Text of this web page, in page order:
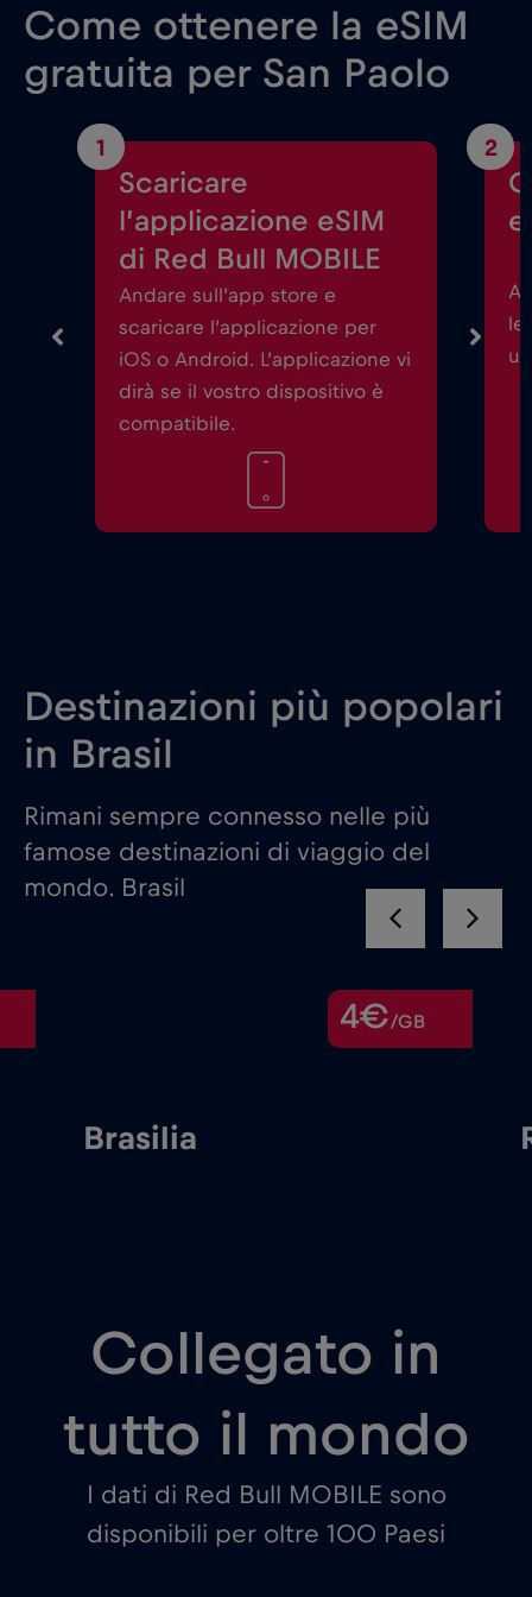
Come ottenere la eSIM
gratuita per San Paolo
1
Scaricare
l’applicazione eSIM
di Red Bull MOBILE
Andare sull’app store e
scaricare l’applicazione per
iOS o Android. L’applicazione vi
dirà se il vostro dispositivo è
compatibile.
2
le
Destinazioni più popolari
in Brasil
Rimani sempre connesso nelle più
famose destinazioni di viaggio del
mondo. Brasil
Rio de
Collegato in
tutto il mondo
I dati di Red Bull MOBILE sono
disponibili per oltre 100 Paesi